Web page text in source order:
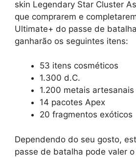
skin Legendary Star Cluster
que comprarem e
Ultimate+ do passe de
ganharão os seguintes itens:
53 itens cosméticos
1.300 d.C.
1.200 metais artesanais
14 pacotes Apex
20 fragmentos exóticos
Dependendo do seu gosto,
passe de batalha pode valer